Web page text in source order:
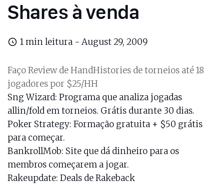
Shares à venda
1 min leitura - August 29, 2009
Faço Review de HandHistories de torneios até 18
jogadores por $25/HH
Sng Wizard: Programa que analiza jogadas
allin/fold em torneios. Grátis durante 30 dias.
Poker Strategy: Formação gratuita + $50 grátis
para começar.
BankrollMob: Site que dá dinheiro para os
membros começarem a jogar.
Rakeupdate: Deals de Rakeback